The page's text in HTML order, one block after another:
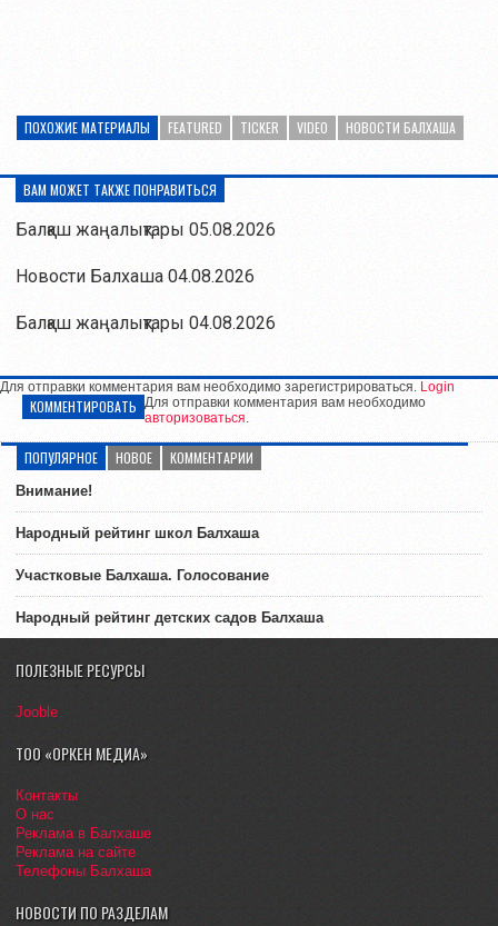
ПОХОЖИЕ МАТЕРИАЛЫ FEATURED TICKER VIDEO НОВОСТИ БАЛХАША
ВАМ МОЖЕТ ТАКЖЕ ПОНРАВИТЬСЯ
Балқаш жаңалықтары 05.08.2026
Новости Балхаша 04.08.2026
Балқаш жаңалықтары 04.08.2026
Для отправки комментария вам необходимо зарегистрироваться. Login
КОММЕНТИРОВАТЬ Для отправки комментария вам необходимо
авторизоваться.
ПОПУЛЯРНОЕ НОВОЕ КОММЕНТАРИИ
Внимание!
Народный рейтинг школ Балхаша
Участковые Балхаша. Голосование
Народный рейтинг детских садов Балхаша
ПОЛЕЗНЫЕ РЕСУРСЫ
Jooble
ТОО «ОРКЕН МЕДИА»
Контакты
О нас
Реклама в Балхаше
Реклама на сайте
Телефоны Балхаша
НОВОСТИ ПО РАЗДЕЛАМ